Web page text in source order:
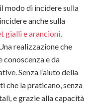
modo di incidere sulla
anche sulla
gialli e arancioni,
realizzazione che
e da
Senza l’aiuto della
che la praticano, senza
e grazie alla capacità